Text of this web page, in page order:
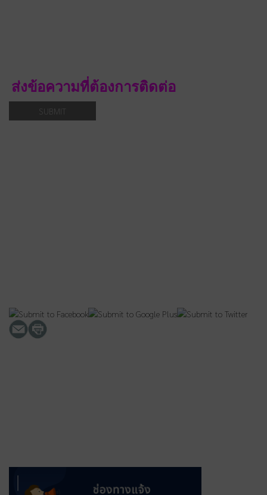
ส่งข้อความที่ต้องการติดต่อ
SUBMIT